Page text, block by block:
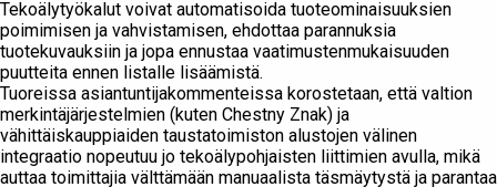
Tekoälytyökalut voivat automatisoida tuoteominaisuuksien
poimimisen ja vahvistamisen, ehdottaa parannuksia
tuotekuvauksiin ja jopa ennustaa vaatimustenmukaisuuden
puutteita ennen listalle lisäämistä.
Tuoreissa asiantuntijakommenteissa korostetaan, että valtion
merkintäjärjestelmien (kuten Chestny Znak) ja
vähittäiskauppiaiden taustatoimiston alustojen välinen
integraatio nopeutuu jo tekoälypohjaisten liittimien avulla, mikä
auttaa toimittajia välttämään manuaalista täsmäytystä ja parantaa